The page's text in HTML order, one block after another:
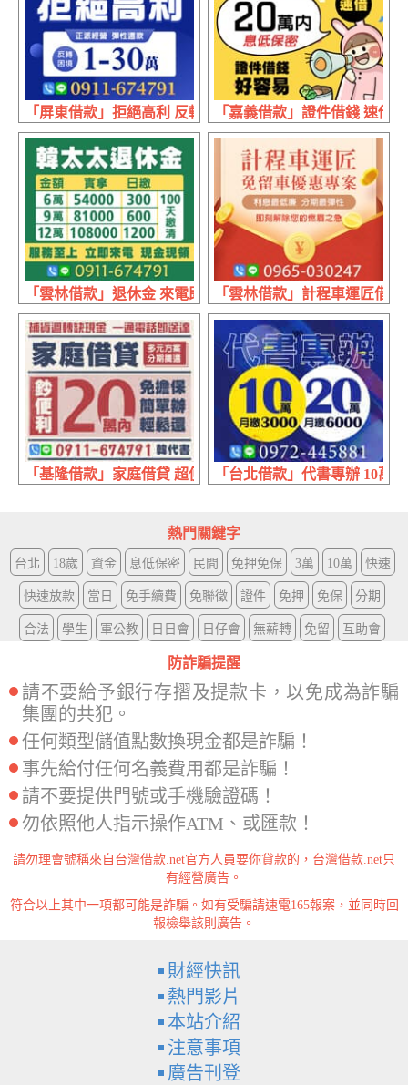
「屏東借款」拒絕高利 反轉困境 | 1~30萬 正派經營
「嘉義借款」證件借錢 速借
「雲林借款」退休金 來電即借 | 6萬實拿54000日繳300 9萬
「雲林借款」計程車運匠借
「基隆借款」家庭借貸 超便利 | 20萬內 免擔保簡單辦輕鬆還
「台北借款」代書專辦 10萬
熱門關鍵字
台北 18歲 資金 息低保密 民間 免押免保 3萬 10萬 快速
快速放款 當日 免手續費 免聯徵 證件 免押 免保 分期
合法 學生 軍公教 日日會 日仔會 無薪轉 免留 互助會
防詐騙提醒
請不要給予銀行存摺及提款卡，以免成為詐騙
集團的共犯。
任何類型儲值點數換現金都是詐騙！
事先給付任何名義費用都是詐騙！
請不要提供門號或手機驗證碼！
勿依照他人指示操作ATM、或匯款！
請勿理會號稱來自台灣借款.net官方人員要你貸款的，台灣借款.net只
有經營廣告。
符合以上其中一項都可能是詐騙。如有受騙請速電165報案，並同時回
報檢舉該則廣告。
財經快訊
熱門影片
本站介紹
注意事項
廣告刊登